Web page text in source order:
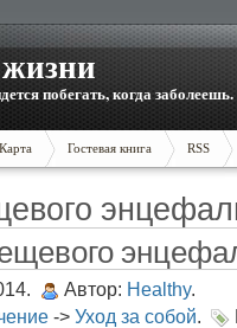
побегать, когда заболеешь.
Карта Гостевая книга RSS
Автор: Healthy.
-> Уход за собой.